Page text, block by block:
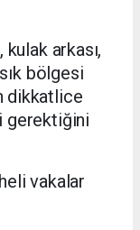
arkası,
bölgesi
dikkatlice
gerektiğini
vakalar